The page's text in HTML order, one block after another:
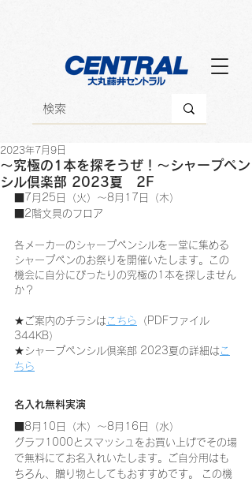
～究極の1本を探そうぜ！～シャープペン
シル倶楽部 2023夏 2F
2023年7月9日
■7月25日（火）～8月17日（木）
■2階文具のフロア
各メーカーのシャープペンシルを一堂に集める
シャープペンのお祭りを開催いたします。この
機会に自分にぴったりの究極の1本を探しません
か？
★ご案内のチラシは こちら （PDFファイル
344KB）
★シャープペンシル倶楽部 2023夏の詳細は こ
ちら
名入れ無料実演
■8月10日（木）～8月16日（水）
グラフ1000とスマッシュをお買い上げでその場
で無料にてお名入れいたします。ご自分用はも
ちろん、贈り物としてもおすすめです。 この機